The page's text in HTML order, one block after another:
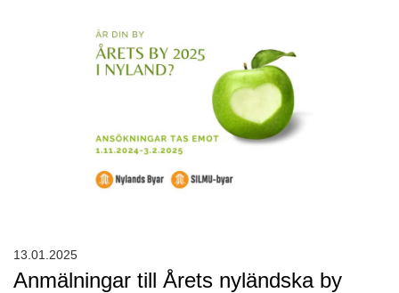
Anmälningar till Årets nyländska by
13.01.2025